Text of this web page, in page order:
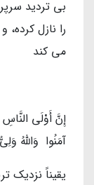
بی تردید
را نازل
می کند
إِنَّ أَوْلَى النَّاسِ
آمَنُوا وَاللَّهُ وَلِيُّ
یقیناً نزدیک